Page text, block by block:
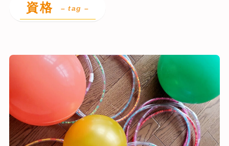
資格 – tag –